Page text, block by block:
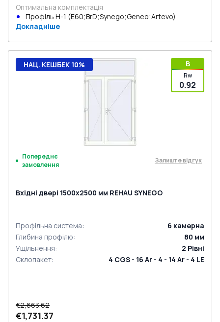
Оптимальна комплектація
Профіль Н-1 (E60;BrD;Synego;Geneo;Artevo)
Докладніше
B
Rw
0.92
НАЦ. КЕШБЕК 10%
Попереднє
замовлення
Залиште відгук
Вхідні двері 1500x2500 мм REHAU SYNEGO
Профільна система: 6 камерна
Глибина профілю: 80 мм
Ущільнення: 2 Рівні
Склопакет: 4 CGS - 16 Ar - 4 - 14 Ar - 4 LE
€2,663.62
€1,731.37